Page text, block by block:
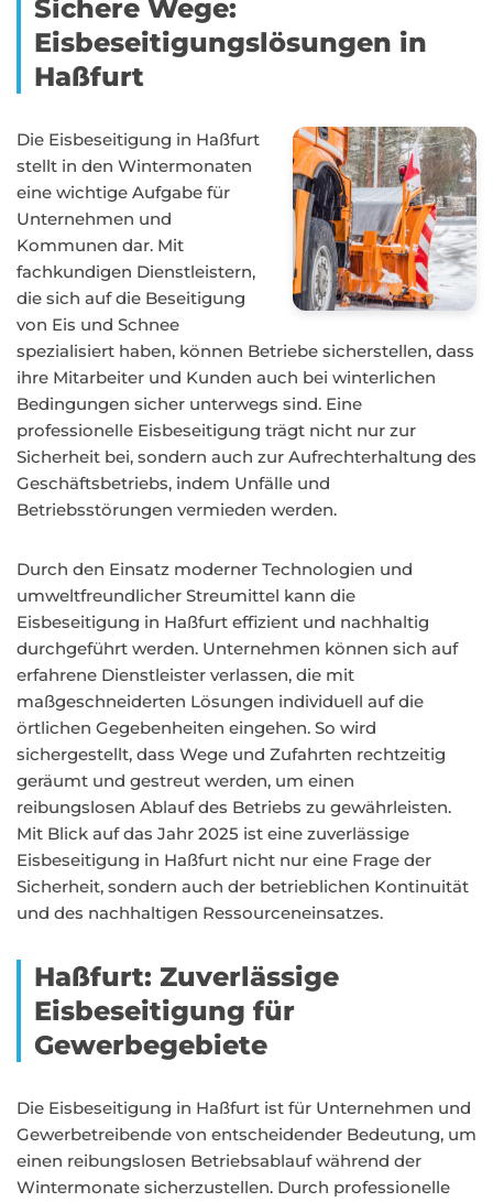
Sichere Wege:
Eisbeseitigungslösungen in
Haßfurt
Die Eisbeseitigung in Haßfurt
stellt in den Wintermonaten
eine wichtige Aufgabe für
Unternehmen und
Kommunen dar. Mit
fachkundigen Dienstleistern,
die sich auf die Beseitigung
von Eis und Schnee
spezialisiert haben, können Betriebe sicherstellen, dass
ihre Mitarbeiter und Kunden auch bei winterlichen
Bedingungen sicher unterwegs sind. Eine
professionelle Eisbeseitigung trägt nicht nur zur
Sicherheit bei, sondern auch zur Aufrechterhaltung des
Geschäftsbetriebs, indem Unfälle und
Betriebsstörungen vermieden werden.
Durch den Einsatz moderner Technologien und
umweltfreundlicher Streumittel kann die
Eisbeseitigung in Haßfurt effizient und nachhaltig
durchgeführt werden. Unternehmen können sich auf
erfahrene Dienstleister verlassen, die mit
maßgeschneiderten Lösungen individuell auf die
örtlichen Gegebenheiten eingehen. So wird
sichergestellt, dass Wege und Zufahrten rechtzeitig
geräumt und gestreut werden, um einen
reibungslosen Ablauf des Betriebs zu gewährleisten.
Mit Blick auf das Jahr 2025 ist eine zuverlässige
Eisbeseitigung in Haßfurt nicht nur eine Frage der
Sicherheit, sondern auch der betrieblichen Kontinuität
und des nachhaltigen Ressourceneinsatzes.
Haßfurt: Zuverlässige
Eisbeseitigung für
Gewerbegebiete
Die Eisbeseitigung in Haßfurt ist für Unternehmen und
Gewerbetreibende von entscheidender Bedeutung, um
einen reibungslosen Betriebsablauf während der
Wintermonate sicherzustellen. Durch professionelle